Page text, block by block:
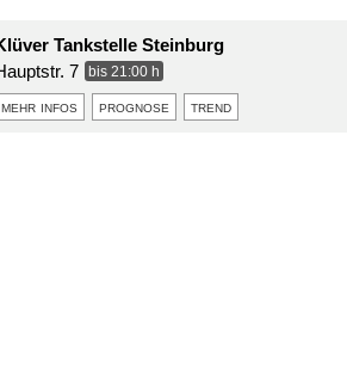
Tankstelle Steinburg
7
bis 21:00 h
mehr infos prognose trend